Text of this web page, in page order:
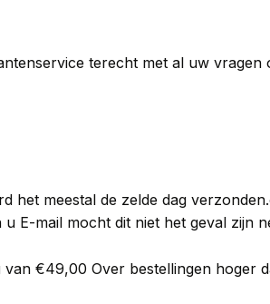
terecht met al uw
meestal de zelde dag
E-mail mocht dit niet het geval zijn
€49,00 Over bestellingen